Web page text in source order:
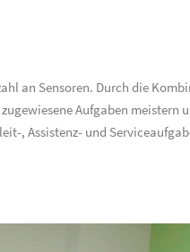
an Sensoren. Durch die
Aufgaben meistern
, Assistenz- und